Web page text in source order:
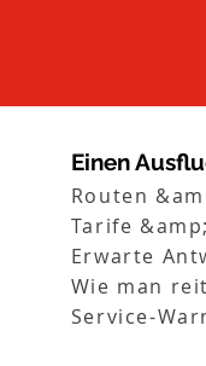
Einen
Routen
Tarife
Erwarte
Wie man
Service-